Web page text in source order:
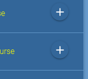
add
add